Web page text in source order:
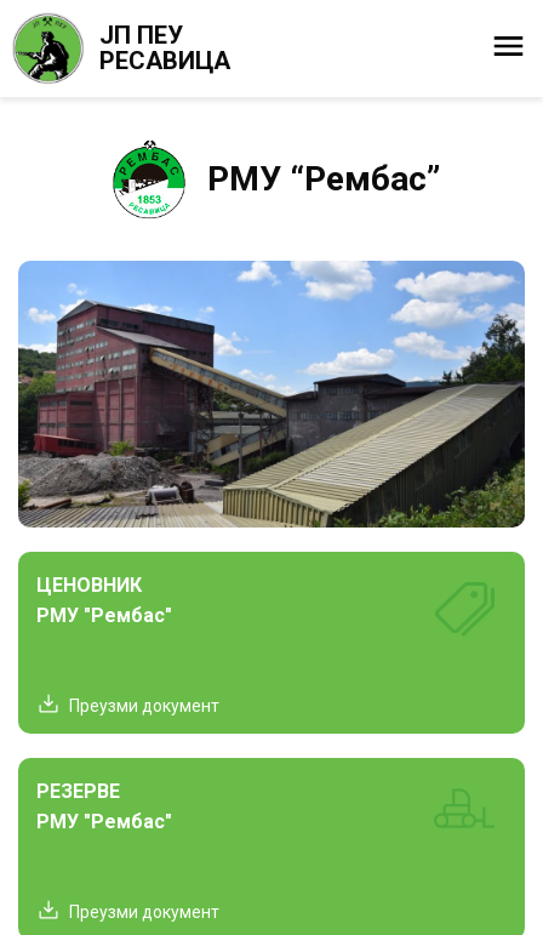
ЈП ПЕУ
РЕСАВИЦА
РМУ “Рембас”
ЦЕНОВНИК
РМУ "Рембас"
Преузми документ
РЕЗЕРВЕ
РМУ "Рембас"
Преузми документ